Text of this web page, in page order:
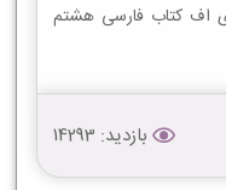
اف کتاب فارسی هشتم
بازدید: 14293